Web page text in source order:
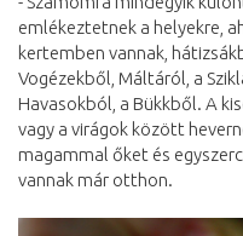
emlékeztetnek a helyekre,
kertemben vannak,
Vogézekből, Máltáról, a
Havasokból, a Bükkből. A
vagy a virágok között
magammal őket és
vannak már otthon.